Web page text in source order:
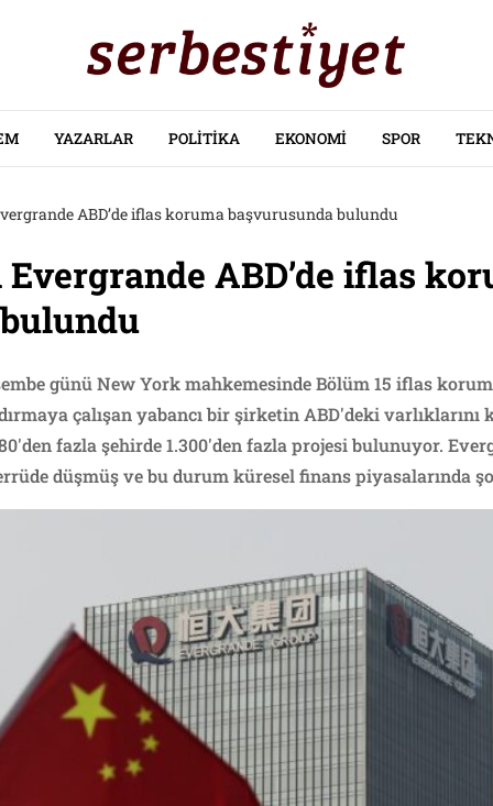
YAZARLAR POLITIKA EKONOMI SPOR
ABD’de iflas koruma başvurusunda bulundu
ABD’de iflas
günü New York mahkemesinde Bölüm 15 iflas
çalışan yabancı bir şirketin ABD'deki
fazla şehirde 1.300'den fazla projesi bulunuyor.
düşmüş ve bu durum küresel finans piyasalarında